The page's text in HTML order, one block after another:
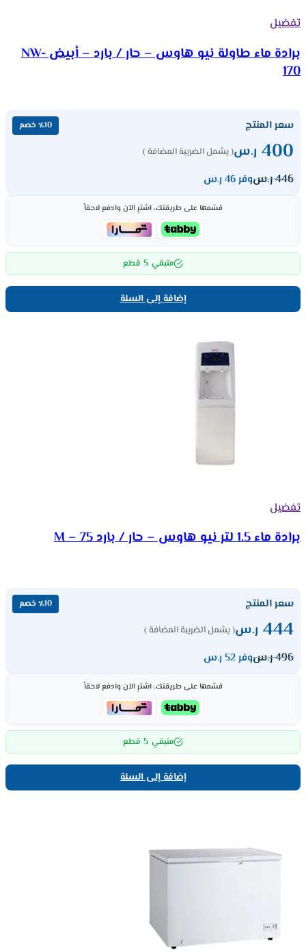
تفضيل
برادة ماء طاولة نيو هاوس – حار / بارد – أبيض NW-
170
سعر المنتج ٪10 خصم
400 ر.س( يشمل الضريبة المضافة )
446ر.سوفر 46 ر.س
قسّمها على طريقتك، اشترِ الآن وادفع لاحقاً
متبقي 5 قطع
إضافة إلى السلة
تفضيل
برادة ماء 1.5 لتر نيو هاوس – حار / بارد M – 75
سعر المنتج ٪10 خصم
444 ر.س( يشمل الضريبة المضافة )
496ر.سوفر 52 ر.س
قسّمها على طريقتك، اشترِ الآن وادفع لاحقاً
متبقي 5 قطع
إضافة إلى السلة